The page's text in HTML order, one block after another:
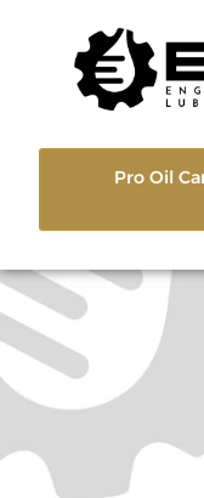
Pro Oil